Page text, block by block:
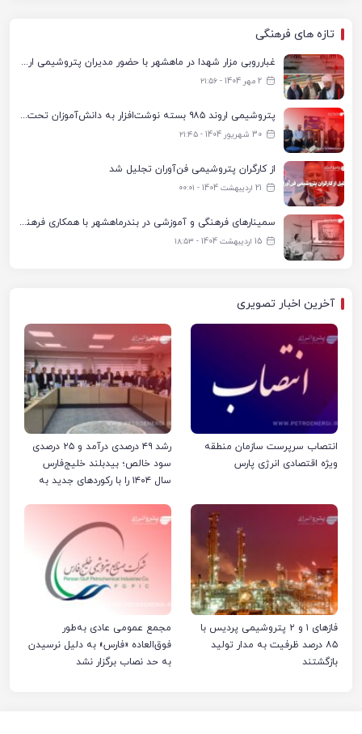
تازه های فرهنگی
غبارروبی مزار شهدا در ماهشهر با حضور مدیران پتروشیمی اروند و مسئولان شهری
2 مهر 1404 - ۲۱:۵۶
پتروشیمی اروند ۹۸۵ بسته نوشت‌افزار به دانش‌آموزان تحت پوشش کمیته امداد بندرماهشهر اهدا کرد
30 شهریور 1404 - ۲۱:۴۵
از کارگران پتروشیمی فن‌آوران تجلیل شد
21 اردیبهشت 1404 - ۰۰:۰۱
سمینارهای فرهنگی و آموزشی در بندرماهشهر با همکاری فرهنگ‌سرای پتروشیمی مارون
15 اردیبهشت 1404 - ۱۸:۵۳
آخرین اخبار تصویری
انتصاب سرپرست سازمان منطقه
ویژه اقتصادی انرژی پارس
رشد ۴۹ درصدی درآمد و ۲۵ درصدی
سود خالص؛ بیدبلند خلیج‌فارس
سال ۱۴۰۴ را با رکوردهای جدید به
فازهای ۱ و ۲ پتروشیمی پردیس با
۸۵ درصد ظرفیت به مدار تولید
بازگشتند
مجمع عمومی عادی به‌طور
فوق‌العاده «فارس» به دلیل نرسیدن
به حد نصاب برگزار نشد